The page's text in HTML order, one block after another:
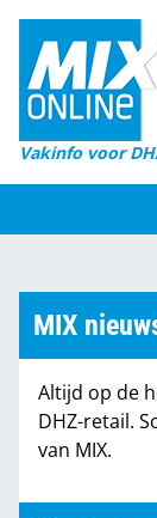
Vakinfo voor
Home
Magazines
DHZ Sessie
Marktcijfers
Partners
MIX
Altijd op de
DHZ-retail.
van MIX.